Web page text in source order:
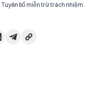
Tuyên bố miễn trừ trách nhiệm.